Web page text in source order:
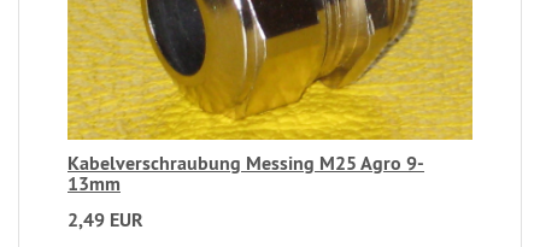
Kabelverschraubung Messing M25 Agro 9-
13mm
2,49 EUR